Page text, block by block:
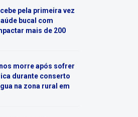
pela primeira vez
bucal com
mais de 200
morre após sofrer
durante conserto
na zona rural em